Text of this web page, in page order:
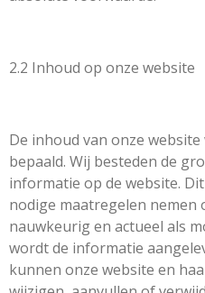
2.2 Inhoud op onze website
De inhoud van onze
bepaald. Wij besteden de
informatie op de website.
nodige maatregelen nemen
nauwkeurig en actueel als
wordt de informatie
kunnen onze website en